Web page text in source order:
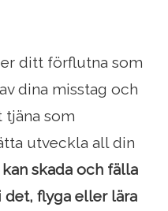
ditt förflutna som
dina misstag och
tjäna som
utveckla all din
skada och fälla
det, flyga eller lära